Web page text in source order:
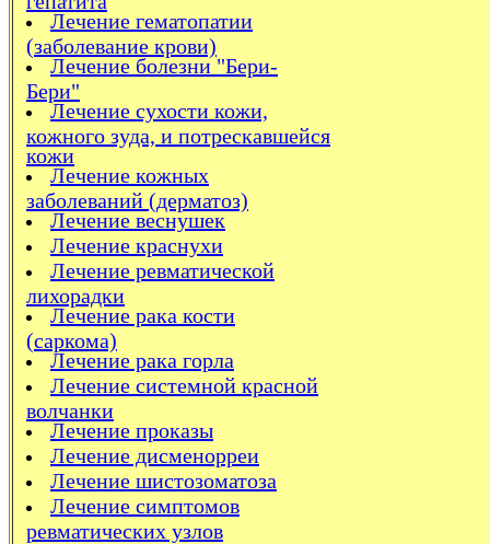
Лечение гематопатии
(заболевание крови)
Лечение болезни "Бери-
Бери"
Лечение сухости кожи,
кожного зуда, и потрескавшейся
кожи
Лечение кожных
заболеваний (дерматоз)
Лечение веснушек
Лечение краснухи
Лечение ревматической
лихорадки
Лечение рака кости
(саркома)
Лечение рака горла
Лечение системной красной
волчанки
Лечение проказы
Лечение дисменорреи
Лечение шистозоматоза
Лечение симптомов
ревматических узлов